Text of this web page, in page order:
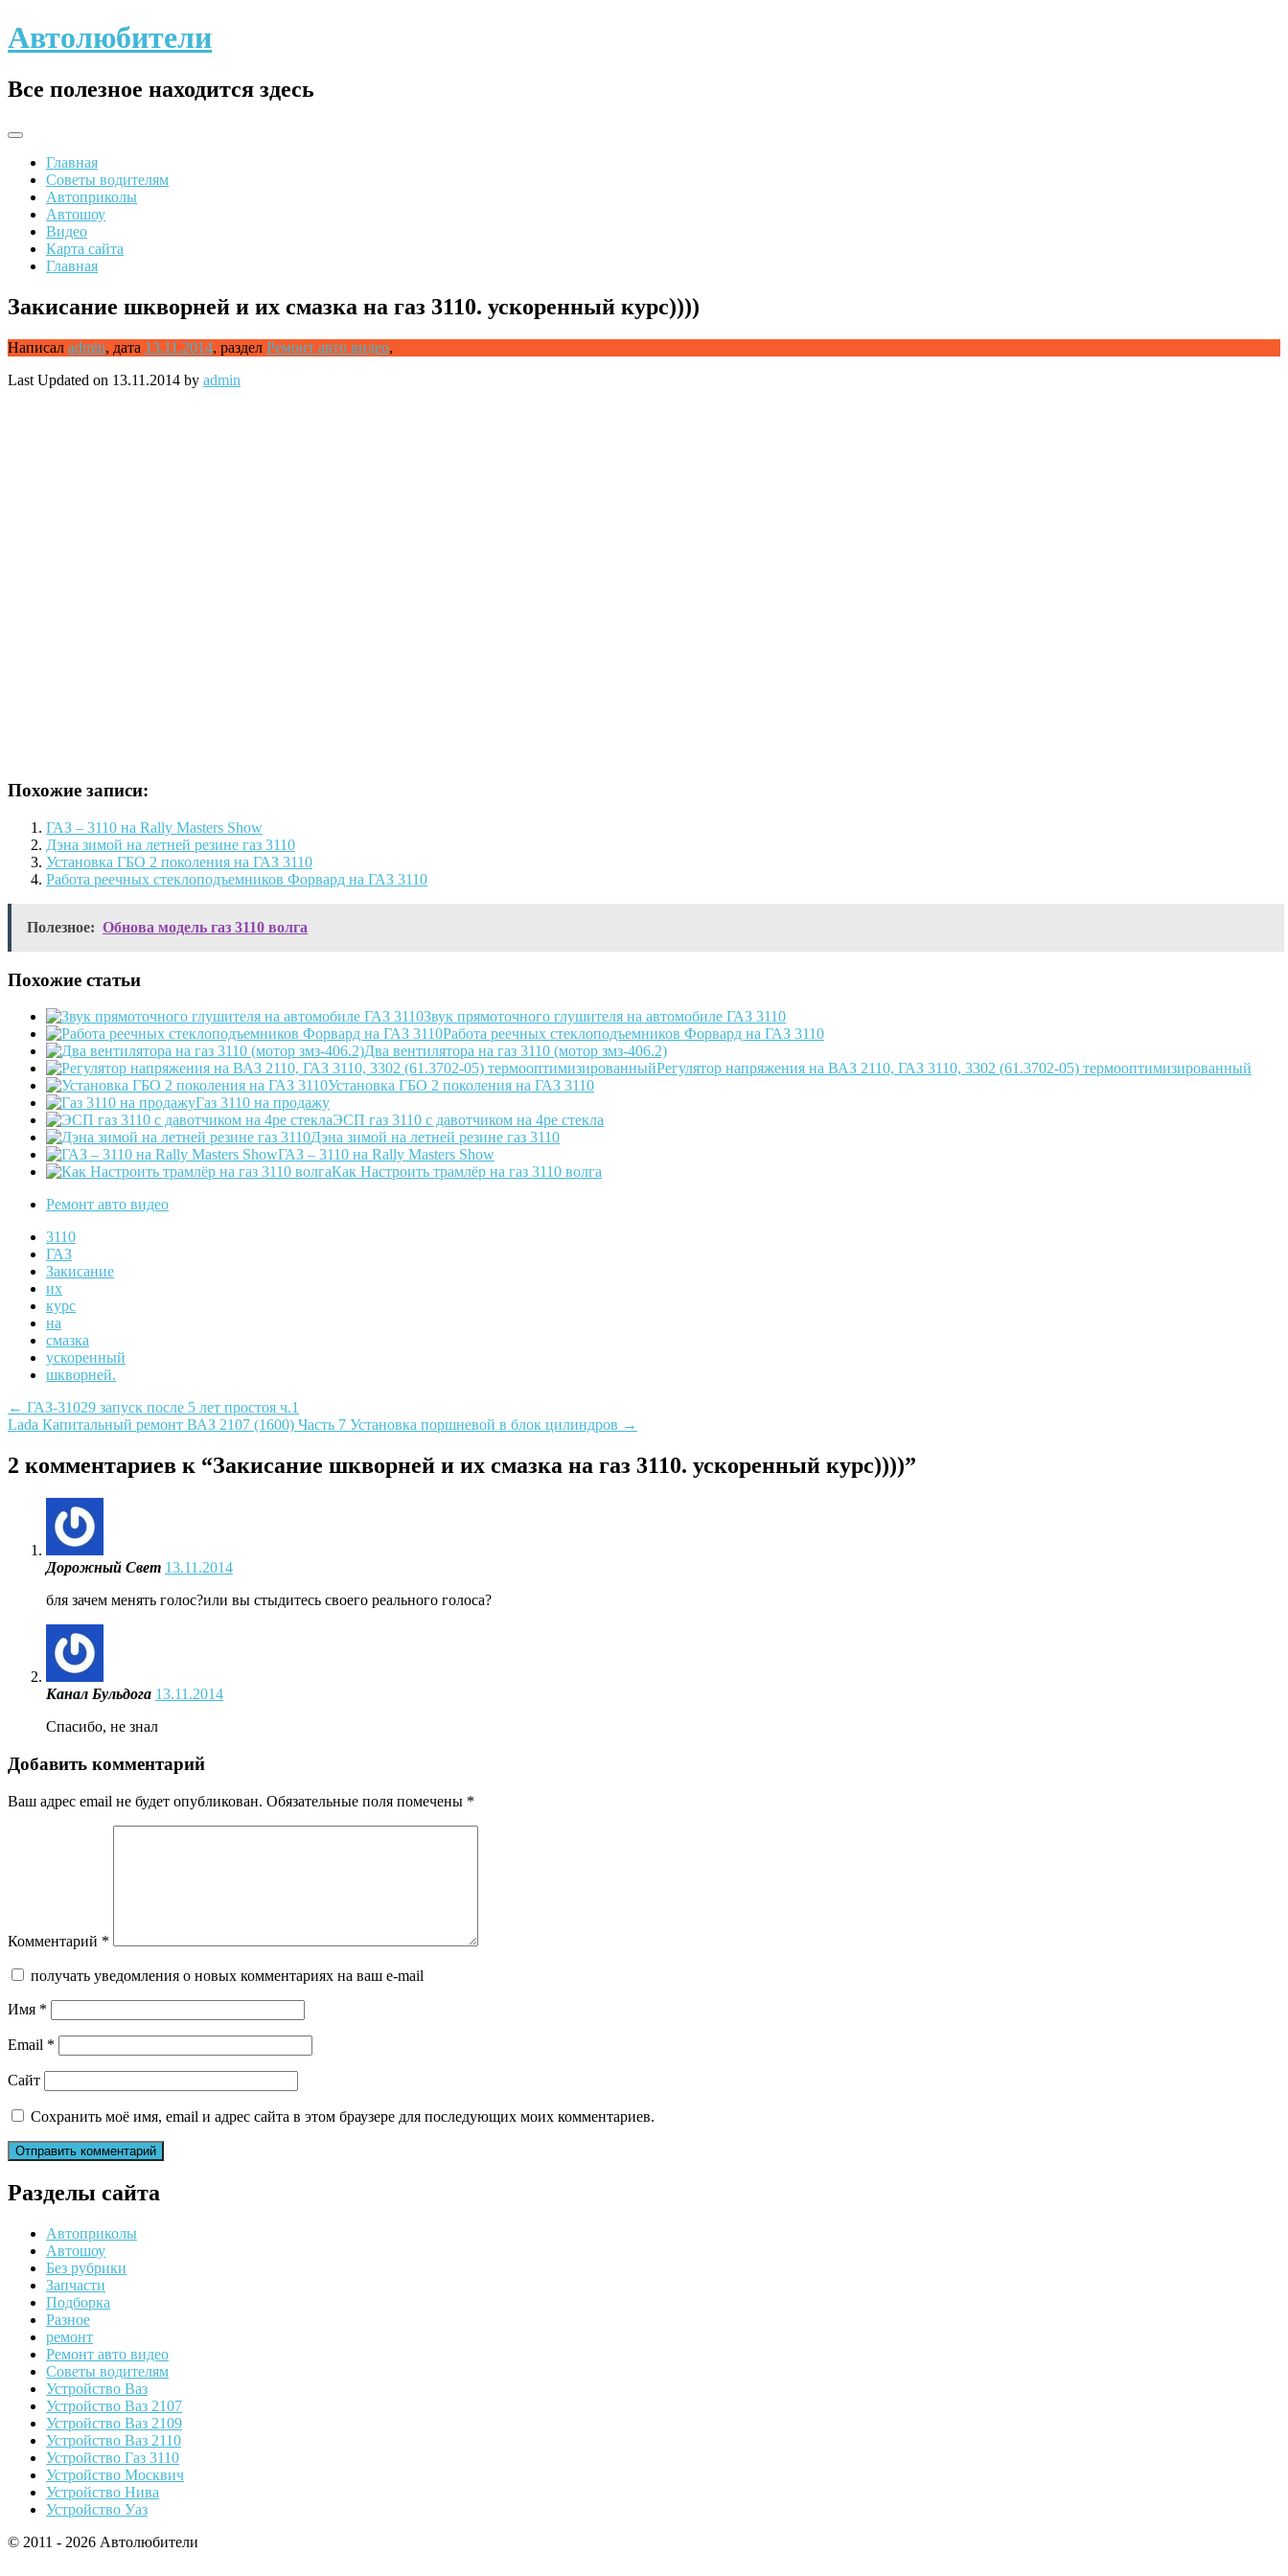
Skip
to
Автолюбители
Все полезное находится здесь
Главная
Советы водителям
Автоприколы
Автошоу
Видео
Карта сайта
Главная
Закисание шкворней и их смазка на газ 3110. ускоренный курс))))
Написал admin, дата 13.11.2014, раздел Ремонт авто видео,
Last Updated on 13.11.2014 by admin
Похожие записи:
ГАЗ – 3110 на Rally Masters Show
Дэна зимой на летней резине газ 3110
Установка ГБО 2 поколения на ГАЗ 3110
Работа реечных стеклоподъемников Форвард на ГАЗ 3110
Полезное: Обнова модель газ 3110 волга
Похожие статьи
Звук прямоточного глушителя на автомобиле ГАЗ 3110
Работа реечных стеклоподъемников Форвард на ГАЗ 3110
Два вентилятора на газ 3110 (мотор змз-406.2)
Регулятор напряжения на ВАЗ 2110, ГАЗ 3110, 3302 (61.3702-05) термооптимизированный
Установка ГБО 2 поколения на ГАЗ 3110
Газ 3110 на продажу
ЭСП газ 3110 с давотчиком на 4ре стекла
Дэна зимой на летней резине газ 3110
ГАЗ – 3110 на Rally Masters Show
Как Настроить трамлёр на газ 3110 волга
Ремонт авто видео
3110
ГАЗ
Закисание
их
курс
на
смазка
ускоренный
шкворней.
Post
navigation
← ГАЗ-31029 запуск после 5 лет простоя ч.1
Lada Капитальный ремонт ВАЗ 2107 (1600) Часть 7 Установка поршневой в блок цилиндров →
2 комментариев к “Закисание шкворней и их смазка на газ 3110. ускоренный курс))))”
Дорожный Свет 13.11.2014
бля зачем менять голос?или вы стыдитесь своего реального голоса?
Канал Бульдога 13.11.2014
Спасибо, не знал
Добавить комментарий
Ваш адрес email не будет опубликован. Обязательные поля помечены *
Комментарий *
получать уведомления о новых комментариях на ваш e-mail
Имя *
Email *
Сайт
Сохранить моё имя, email и адрес сайта в этом браузере для последующих моих комментариев.
Разделы сайта
Автоприколы
Автошоу
Без рубрики
Запчасти
Подборка
Разное
ремонт
Ремонт авто видео
Советы водителям
Устройство Ваз
Устройство Ваз 2107
Устройство Ваз 2109
Устройство Ваз 2110
Устройство Газ 3110
Устройство Москвич
Устройство Нива
Устройство Уаз
© 2011 - 2026 Автолюбители